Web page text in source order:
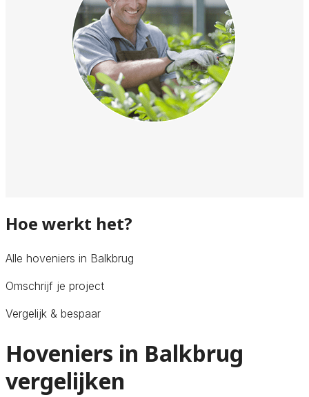
Hoe werkt het?
Alle hoveniers in Balkbrug
Omschrijf je project
Vergelijk & bespaar
Hoveniers in Balkbrug
vergelijken